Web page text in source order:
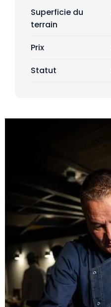
Superficie du
terrain
Prix
Statut